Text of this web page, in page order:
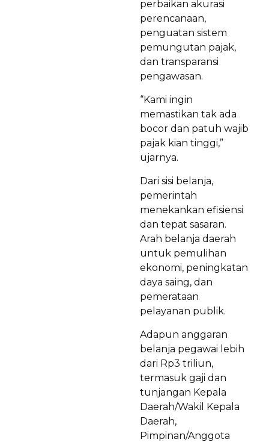
perbaikan akurasi
perencanaan,
penguatan sistem
pemungutan pajak,
dan transparansi
pengawasan.
“Kami ingin
memastikan tak ada
bocor dan patuh wajib
pajak kian tinggi,”
ujarnya.
Dari sisi belanja,
pemerintah
menekankan efisiensi
dan tepat sasaran.
Arah belanja daerah
untuk pemulihan
ekonomi, peningkatan
daya saing, dan
pemerataan
pelayanan publik.
Adapun anggaran
belanja pegawai lebih
dari Rp3 triliun,
termasuk gaji dan
tunjangan Kepala
Daerah/Wakil Kepala
Daerah,
Pimpinan/Anggota